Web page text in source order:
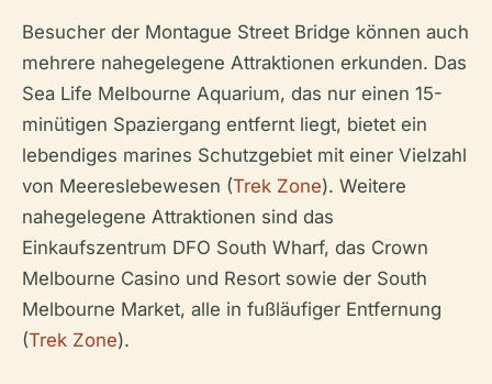
Besucher der Montague Street Bridge können auch
mehrere nahegelegene Attraktionen erkunden. Das
Sea Life Melbourne Aquarium, das nur einen 15-
minütigen Spaziergang entfernt liegt, bietet ein
lebendiges marines Schutzgebiet mit einer Vielzahl
von Meereslebewesen (Trek Zone). Weitere
nahegelegene Attraktionen sind das
Einkaufszentrum DFO South Wharf, das Crown
Melbourne Casino und Resort sowie der South
Melbourne Market, alle in fußläufiger Entfernung
(Trek Zone).